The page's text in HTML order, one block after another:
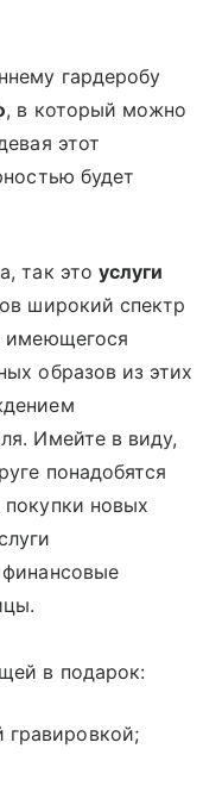
гардеробу
, в который можно
этот
будет
так это услуги
широкий спектр
имеющегося
образов из этих
Имейте в виду,
понадобятся
новых
в подарок:
гравировкой;